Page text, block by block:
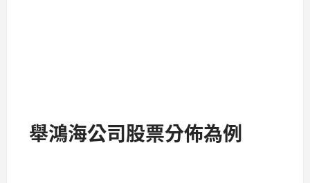
舉鴻海公司股票分佈為例